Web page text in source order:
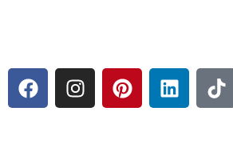
F
A
C
I
N
S
P
I
N
L
I
N
T
I
K